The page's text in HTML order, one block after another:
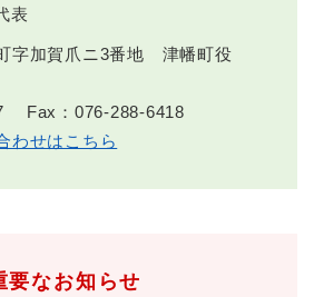
表
字加賀爪ニ3番地 津幡町役
Fax：076-288-6418
わせはこちら
要なお知らせ